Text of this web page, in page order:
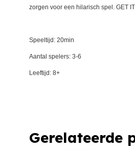
zorgen voor een hilarisch spel. GET
Speeltijd: 20min
Aantal spelers: 3-6
Leeftijd: 8+
Gerelateerde